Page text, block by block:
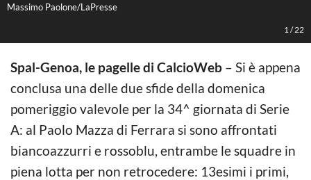
Massimo Paolone/LaPresse
1 /22
Spal-Genoa, le pagelle di CalcioWeb – Si è appena
conclusa una delle due sfide della domenica
pomeriggio valevole per la 34^ giornata di Serie
A: al Paolo Mazza di Ferrara si sono affrontati
biancoazzurri e rossoblu, entrambe le squadre in
piena lotta per non retrocedere: 13esimi i primi,